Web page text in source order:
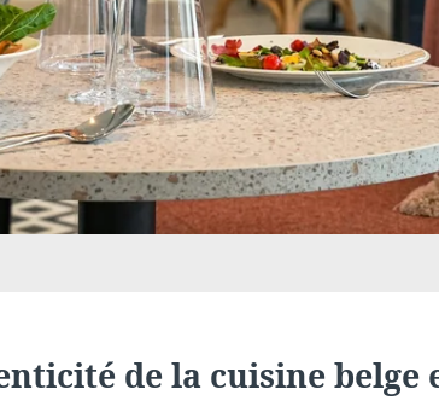
de la cuisine belge
Contactez-nous
VOTRE MESSAGE PARVIENDRA DIRECTEMENT À
Martin's Hotels